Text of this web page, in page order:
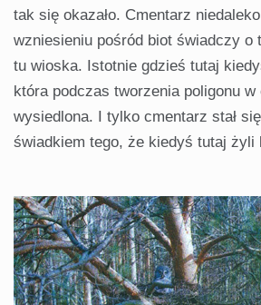
tak się oka­zało. Cmentarz
wzniesieniu pośród biot świadczy o
tu wioska. Istotnie gdzieś tutaj
która podczas tworzenia poligonu w
wysiedlona. I tylko cmentarz stał
świadkiem tego, że kiedyś tutaj żyli